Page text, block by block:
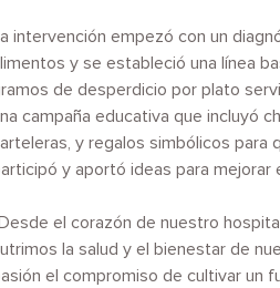
intervención empezó con un
y se estableció una línea
de desperdicio por plato
campaña educativa que incluyó
y regalos simbólicos para
y aportó ideas para mejorar
el corazón de nuestro
la salud y el bienestar de
el compromiso de cultivar un